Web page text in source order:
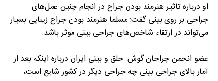
او درباره تاثیر هنرمند بودن جراح در انجام چنین عمل‌های
جراحی بر روی بینی گفت: مسلما هنرمند بودن جراح زیبایی بسیار
می‌تواند در ارتقاء شاخص‌های جراحی بینی موثر باشد.
عضو انجمن جراحان گوش، حلق و بینی ایران درباره اینکه بعد از
آمار بالای جراحی بینی چه جراحی دیگر در کشور شایع است،